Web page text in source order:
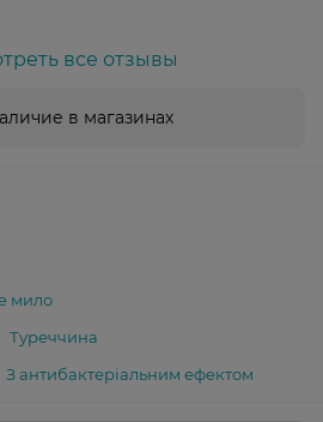
все отзывы
в магазинах
мило
Туреччина
З антибактеріальним ефектом